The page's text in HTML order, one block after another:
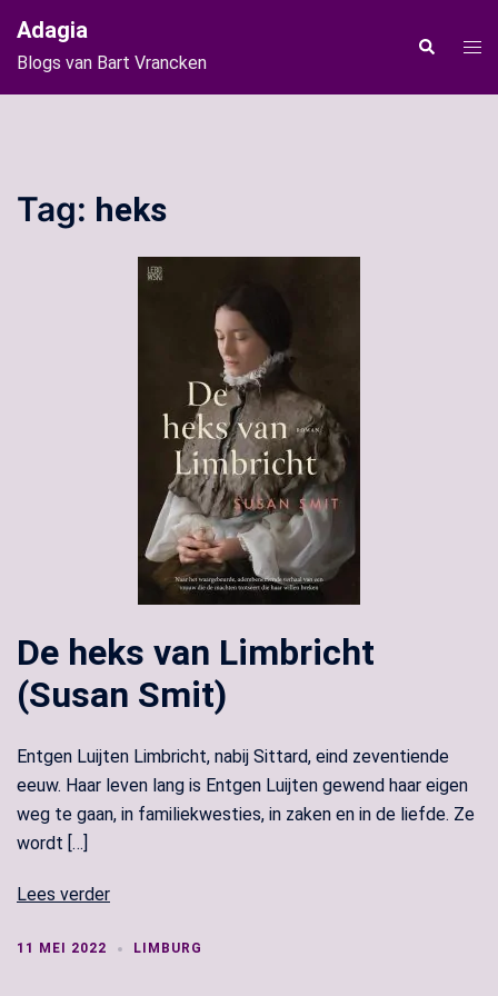
naar
de
inhoud
Adagia
Blogs van Bart Vrancken
Zoeken
Tag: heks
De heks van Limbricht
(Susan Smit)
Entgen Luijten Limbricht, nabij Sittard, eind zeventiende
eeuw. Haar leven lang is Entgen Luijten gewend haar eigen
weg te gaan, in familiekwesties, in zaken en in de liefde. Ze
wordt […]
Lees verder
11 MEI 2022 LIMBURG